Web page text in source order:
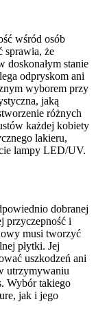
wśród osób
sprawia, że
doskonałym stanie
odpryskom ani
wyborem przy
jaką
różnych
każdej kobiety
lakieru,
lampy LED/UV.
dobranej
przyczepność i
musi tworzyć
płytki. Jej
uszkodzeń ani
utrzymywaniu
Wybór takiego
jak i jego